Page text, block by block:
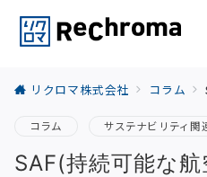
リクロマ株式会社 コラム
コラム サステナビリティ関
SAF(持続可能な